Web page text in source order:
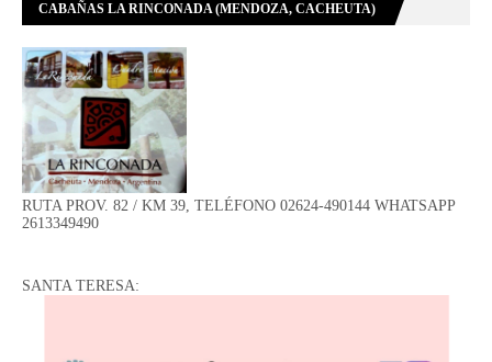
CABAÑAS LA RINCONADA (MENDOZA, CACHEUTA)
RUTA PROV. 82 / KM 39, TELÉFONO 02624-490144 WHATSAPP
2613349490
SANTA TERESA: